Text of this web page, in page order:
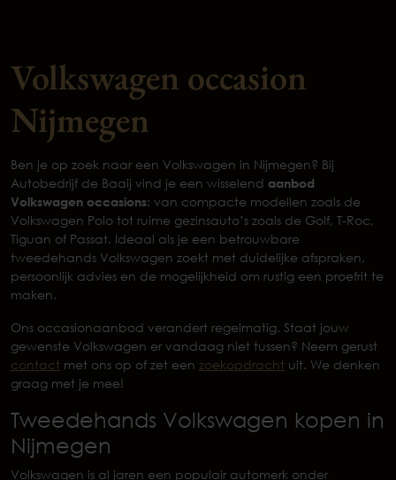
Volkswagen occasion
Nijmegen
Ben je op zoek naar een Volkswagen in Nijmegen? Bij
Autobedrijf de Baaij vind je een wisselend aanbod
Volkswagen occasions: van compacte modellen zoals de
Volkswagen Polo tot ruime gezinsauto’s zoals de Golf, T-Roc,
Tiguan of Passat. Ideaal als je een betrouwbare
tweedehands Volkswagen zoekt met duidelijke afspraken,
persoonlijk advies en de mogelijkheid om rustig een proefrit te
maken.
Ons occasionaanbod verandert regelmatig. Staat jouw
gewenste Volkswagen er vandaag niet tussen? Neem gerust
contact met ons op of zet een zoekopdracht uit. We denken
graag met je mee!
Tweedehands Volkswagen kopen in
Nijmegen
Volkswagen is al jaren een populair automerk onder